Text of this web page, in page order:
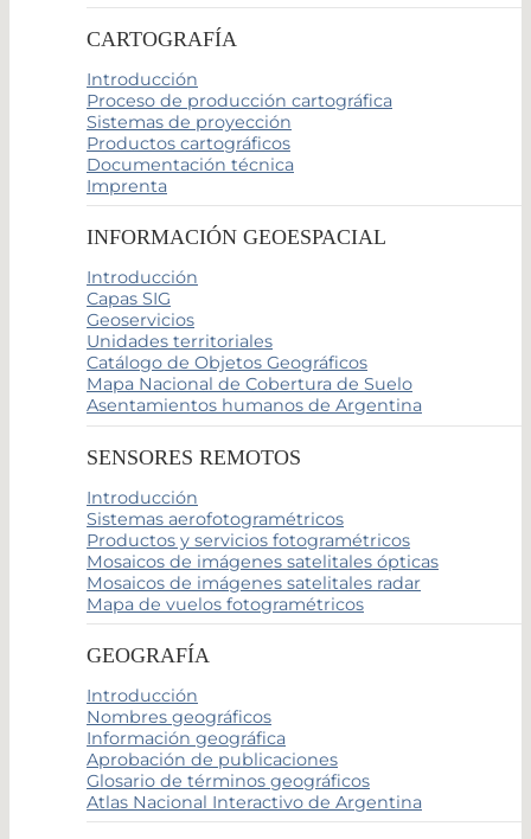
CARTOGRAFÍA
Introducción
Proceso de producción cartográfica
Sistemas de proyección
Productos cartográficos
Documentación técnica
Imprenta
INFORMACIÓN GEOESPACIAL
Introducción
Capas SIG
Geoservicios
Unidades territoriales
Catálogo de Objetos Geográficos
Mapa Nacional de Cobertura de Suelo
Asentamientos humanos de Argentina
SENSORES REMOTOS
Introducción
Sistemas aerofotogramétricos
Productos y servicios fotogramétricos
Mosaicos de imágenes satelitales ópticas
Mosaicos de imágenes satelitales radar
Mapa de vuelos fotogramétricos
GEOGRAFÍA
Introducción
Nombres geográficos
Información geográfica
Aprobación de publicaciones
Glosario de términos geográficos
Atlas Nacional Interactivo de Argentina